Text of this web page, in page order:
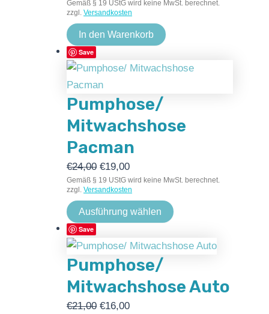
Gemäß § 19 UStG wird keine MwSt. berechnet.
zzgl. Versandkosten
In den Warenkorb
Save
Pumphose/
Mitwachshose
Pacman
€24,00 €19,00
Gemäß § 19 UStG wird keine MwSt. berechnet.
zzgl. Versandkosten
Ausführung wählen
Save
Pumphose/
Mitwachshose Auto
€21,00 €16,00